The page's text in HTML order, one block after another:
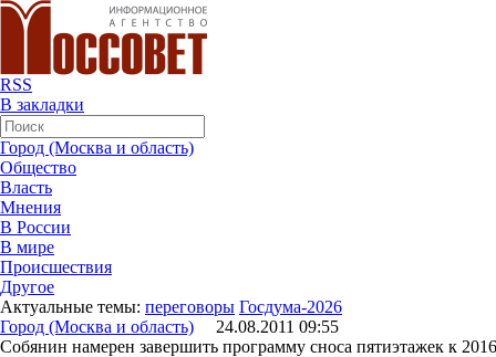
RSS
В закладки
Город (Москва и область)
Общество
Власть
Мнения
В России
В мире
Происшествия
Другое
Актуальные темы: переговоры Госдума-2026
Город (Москва и область) 24.08.2011 09:55
Собянин намерен завершить программу сноса пятиэтажек к